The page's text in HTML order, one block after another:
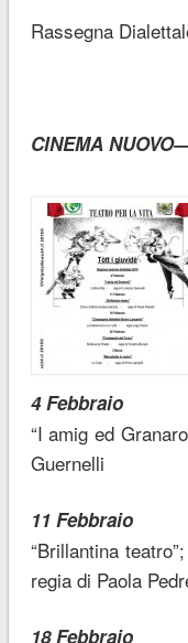
Rassegna
CINEMA
4 Febbraio
“I amig ed
Guernelli
11 Febbraio
“Brillantina
regia di Paola
18 Febbraio